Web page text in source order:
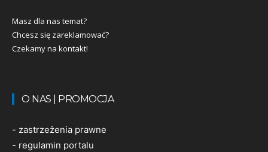
Masz dla nas temat?
Chcesz się zareklamować?
Czekamy na kontakt!
O NAS | PROMOCJA
- zastrzeżenia prawne
- regulamin portalu